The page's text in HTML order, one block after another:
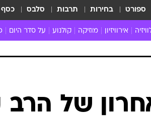
ספורט בחירות תרבות סלבס כסף
מחו"ל
אירוויזיון מוזיקה
קורדרוי
קולנוע על סדר היום
של הרב